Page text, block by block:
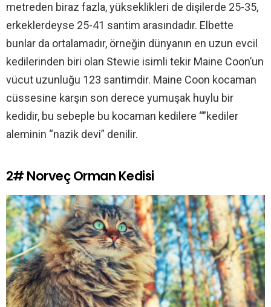
metreden biraz fazla, yükseklikleri de dişilerde 25-35,
erkeklerdeyse 25-41 santim arasındadır. Elbette
bunlar da ortalamadır, örneğin dünyanın en uzun evcil
kedilerinden biri olan Stewie isimli tekir Maine Coon’un
vücut uzunluğu 123 santimdir. Maine Coon kocaman
cüssesine karşın son derece yumuşak huylu bir
kedidir, bu sebeple bu kocaman kedilere “”kediler
aleminin “nazik devi” denilir.
2# Norveç Orman Kedisi